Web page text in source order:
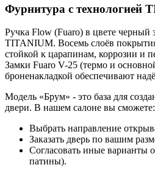
Фурнитура с технологией
Ручка Flow (Fuaro) в цвете черный
TITANIUM. Восемь слоёв
стойкой к царапинам, коррозии и
Замки Fuaro V-25 (термо и
броненакладкой обеспечивают
Модель «Брум» - это база для
двери. В нашем салоне вы сможете:
Выбрать направление
Заказать дверь по вашим
Согласовать иные варианты
патины).